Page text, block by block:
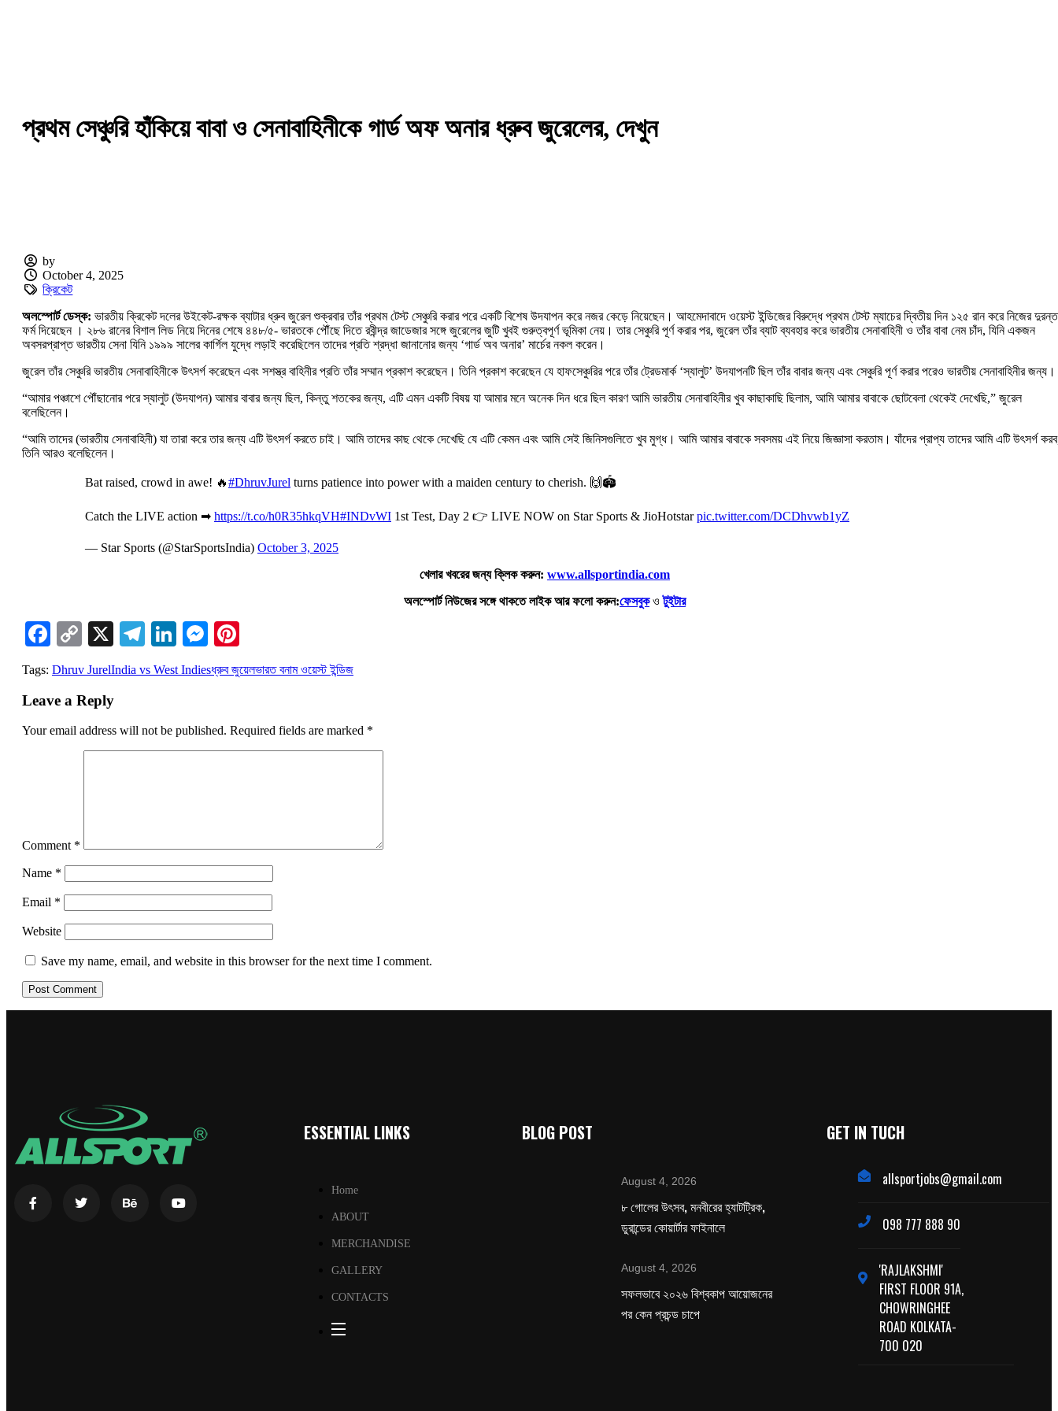
প্রথম সেঞ্চুরি হাঁকিয়ে বাবা ও সেনাবাহিনীকে গার্ড অফ অনার ধ্রুব জুরেলের, দেখুন
by
October 4, 2025
ক্রিকেট
অলস্পোর্ট ডেস্ক: ভারতীয় ক্রিকেট দলের উইকেট-রক্ষক ব্যাটার ধ্রুব জুরেল শুক্রবার তাঁর প্রথম টেস্ট সেঞ্চুরি করার পরে একটি বিশেষ উদযাপন করে নজর কেড়ে নিয়েছেন। আহমেদাবাদে ওয়েস্ট ইন্ডিজের বিরুদ্ধে প্রথম টেস্ট ম্যাচের দ্বিতীয় দিন ১২৫ রান করে নিজের দুরন্ত
ফর্ম দিয়েছেন । ২৮৬ রানের বিশাল লিড নিয়ে দিনের শেষে ৪৪৮/৫- ভারতকে পৌঁছে দিতে রবীন্দ্র জাডেজার সঙ্গে জুরেলের জুটি খুবই গুরুত্বপূর্ণ ভূমিকা নেয়। তার সেঞ্চুরি পূর্ণ করার পর, জুরেল তাঁর ব্যাট ব্যবহার করে ভারতীয় সেনাবাহিনী ও তাঁর বাবা নেম চাঁদ, যিনি একজন
অবসরপ্রাপ্ত ভারতীয় সেনা যিনি ১৯৯৯ সালের কার্গিল যুদ্ধে লড়াই করেছিলেন তাদের প্রতি শ্রদ্ধা জানানোর জন্য ‘গার্ড অব অনার’ মার্চের নকল করেন।
জুরেল তাঁর সেঞ্চুরি ভারতীয় সেনাবাহিনীকে উৎসর্গ করেছেন এবং সশস্ত্র বাহিনীর প্রতি তাঁর সম্মান প্রকাশ করেছেন। তিনি প্রকাশ করেছেন যে হাফসেঞ্চুরির পরে তাঁর ট্রেডমার্ক ‘স্যালুট’ উদযাপনটি ছিল তাঁর বাবার জন্য এবং সেঞ্চুরি পূর্ণ করার পরেও ভারতীয় সেনাবাহিনীর জন্য।
“আমার পঞ্চাশে পৌঁছানোর পরে স্যালুট (উদযাপন) আমার বাবার জন্য ছিল, কিন্তু শতকের জন্য, এটি এমন একটি বিষয় যা আমার মনে অনেক দিন ধরে ছিল কারণ আমি ভারতীয় সেনাবাহিনীর খুব কাছাকাছি ছিলাম, আমি আমার বাবাকে ছোটবেলা থেকেই দেখেছি,” জুরেল
বলেছিলেন।
“আমি তাদের (ভারতীয় সেনাবাহিনী) যা তারা করে তার জন্য এটি উৎসর্গ করতে চাই। আমি তাদের কাছ থেকে দেখেছি যে এটি কেমন এবং আমি সেই জিনিসগুলিতে খুব মুগ্ধ। আমি আমার বাবাকে সবসময় এই নিয়ে জিজ্ঞাসা করতাম। যাঁদের প্রাপ্য তাদের আমি এটি উৎসর্গ
তিনি আরও বলেছিলেন।
Bat raised, crowd in awe! 🔥#DhruvJurel turns patience into power with a maiden century to cherish. 🙌🏟️
Catch the LIVE action ➡ https://t.co/h0R35hkqVH#INDvWI 1st Test, Day 2 👉 LIVE NOW on Star Sports & JioHotstarpic.twitter.com/DCDhvwb1yZ
— Star Sports (@StarSportsIndia) October 3, 2025
খেলার খবরের জন্য ক্লিক করুন: www.allsportindia.com
অলস্পোর্ট নিউজের সঙ্গে থাকতে লাইক আর ফলো করুন:ফেসবুকওটুইটার
Facebook
Copy
Link
X Telegram
LinkedIn
Messenger
Tags: Dhruv JurelIndia vs West Indiesধ্রুব জুয়েলভারত বনাম ওয়েস্ট ইন্ডিজ
Leave a Reply
Your email address will not be published. Required fields are marked *
Comment *
Name *
Email *
Website
Save my name, email, and website in this browser for the next time I comment.
ESSENTIAL LINKS
Home
ABOUT
MERCHANDISE
GALLERY
CONTACTS
BLOG POST
August 4, 2026
৮ গোলের উৎসব, মনবীরের হ্যাটট্রিক,
ডুরান্ডের কোয়ার্টার ফাইনালে
August 4, 2026
সফলভাবে ২০২৬ বিশ্বকাপ আয়োজনের
পর কেন প্রচন্ড চাপে
GET IN TUCH
allsportjobs@gmail.com
098 777 888 90
'RAJLAKSHMI'
FIRST FLOOR 91A,
CHOWRINGHEE
ROAD KOLKATA-
700 020